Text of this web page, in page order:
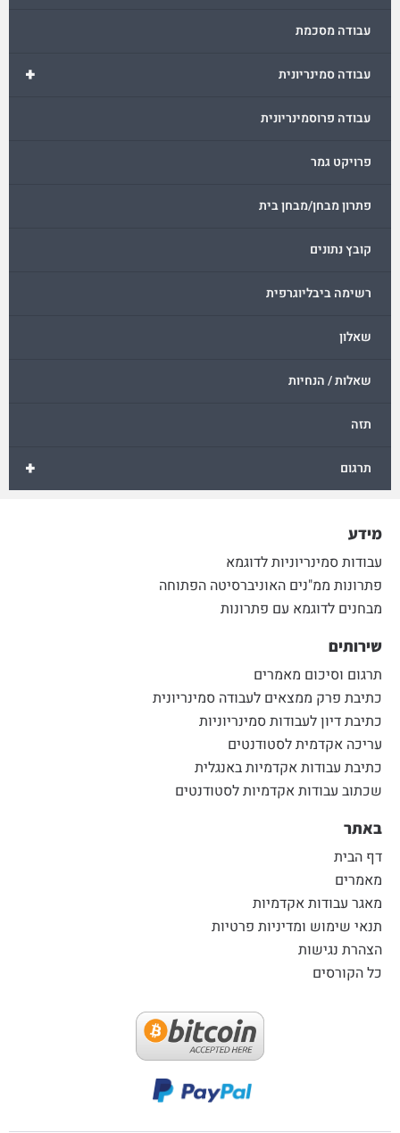
עבודה מסכמת
+ עבודה סמינריונית
עבודה פרוסמינריונית
פרויקט גמר
פתרון מבחן/מבחן בית
קובץ נתונים
רשימה ביבליוגרפית
שאלון
שאלות / הנחיות
תזה
+ תרגום
מידע
עבודות סמינריוניות לדוגמא
פתרונות ממ"נים האוניברסיטה הפתוחה
מבחנים לדוגמא עם פתרונות
שירותים
תרגום וסיכום מאמרים
כתיבת פרק ממצאים לעבודה סמינריונית
כתיבת דיון לעבודות סמינריוניות
עריכה אקדמית לסטודנטים
כתיבת עבודות אקדמיות באנגלית
שכתוב עבודות אקדמיות לסטודנטים
באתר
דף הבית
מאמרים
מאגר עבודות אקדמיות
תנאי שימוש ומדיניות פרטיות
הצהרת נגישות
כל הקורסים